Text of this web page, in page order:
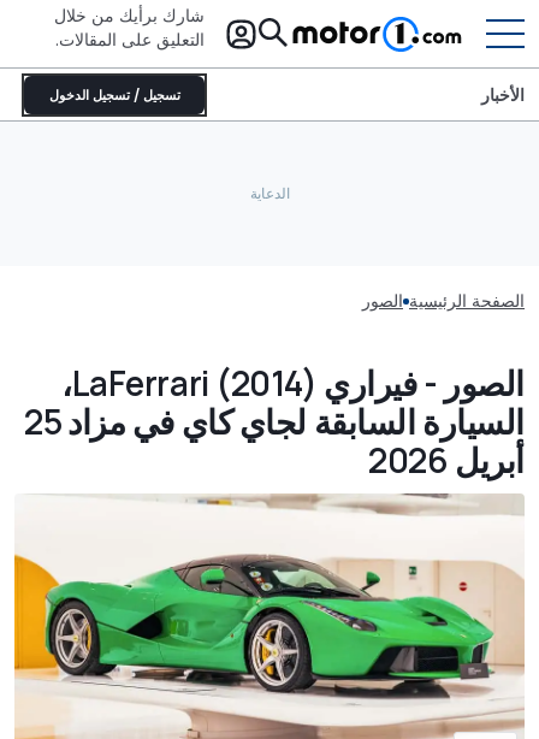
شارك برأيك من خلال
التعليق على المقالات.
تسجيل / تسجيل الدخول الأخبار
الصفحة الرئيسية الصور
الصور - فيراري LaFerrari (2014)،
السيارة السابقة لجاي كاي في مزاد 25
أبريل 2026